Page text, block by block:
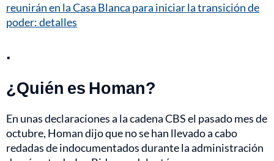
reunirán en la Casa Blanca para iniciar la transición de
poder: detalles
.
¿Quién es Homan?
En unas declaraciones a la cadena CBS el pasado mes de
octubre, Homan dijo que no se han llevado a cabo
redadas de indocumentados durante la administración